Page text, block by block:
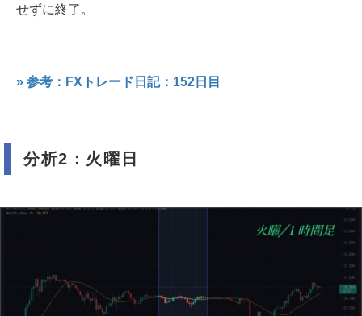
せずに終了。
» 参考：FXトレード日記：152日目
分析2：火曜日